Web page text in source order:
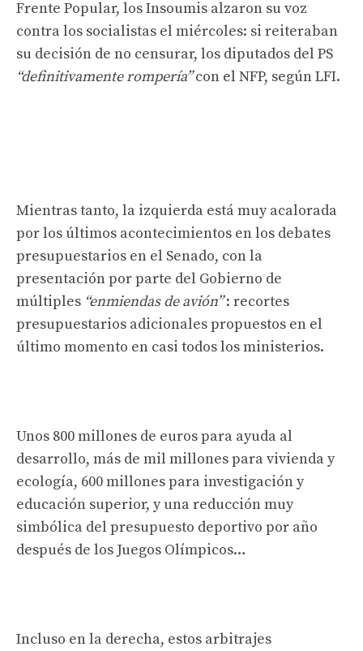
Frente Popular, los Insoumis alzaron su voz
contra los socialistas el miércoles: si reiteraban
su decisión de no censurar, los diputados del PS
“definitivamente rompería”con el NFP, según LFI.
Mientras tanto, la izquierda está muy acalorada
por los últimos acontecimientos en los debates
presupuestarios en el Senado, con la
presentación por parte del Gobierno de
múltiples “enmiendas de avión”: recortes
presupuestarios adicionales propuestos en el
último momento en casi todos los ministerios.
Unos 800 millones de euros para ayuda al
desarrollo, más de mil millones para vivienda y
ecología, 600 millones para investigación y
educación superior, y una reducción muy
simbólica del presupuesto deportivo por año
después de los Juegos Olímpicos…
Incluso en la derecha, estos arbitrajes